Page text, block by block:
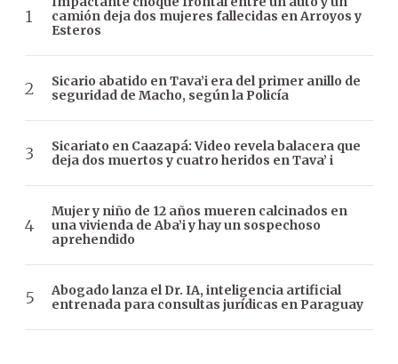
camión deja dos mujeres fallecidas en Arroyos y
Esteros
Sicario abatido en Tava’i era del primer anillo de
seguridad de Macho, según la Policía
Sicariato en Caazapá: Video revela balacera que
deja dos muertos y cuatro heridos en Tava’ i
Mujer y niño de 12 años mueren calcinados en
una vivienda de Aba’i y hay un sospechoso
aprehendido
Abogado lanza el Dr. IA, inteligencia artificial
entrenada para consultas jurídicas en Paraguay